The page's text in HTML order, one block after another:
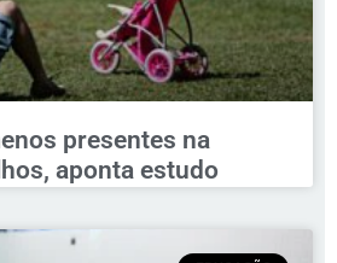
presentes na
aponta estudo